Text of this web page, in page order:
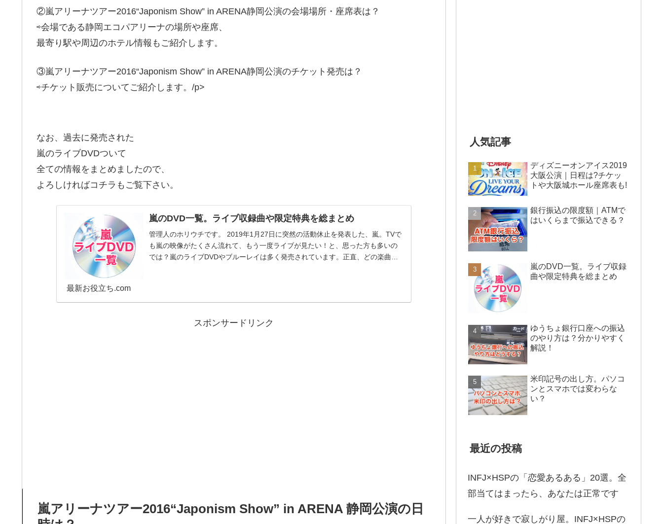
②嵐アリーナツアー2016“Japonism Show” in ARENA静岡公演の会場場所・座席表は？
⇨会場である静岡エコパアリーナの場所や座席、
最寄り駅や周辺のホテル情報もご紹介します。
③嵐アリーナツアー2016“Japonism Show” in ARENA静岡公演のチケット発売は？
⇨チケット販売についてご紹介します。/p>
なお、過去に発売された
嵐のライブDVDついて
全ての情報をまとめましたので、
よろしければコチラもご覧下さい。
嵐のDVD一覧。ライブ収録曲や限定特典を総まとめ
管理人のホリウチです。 2019年1月27日に突然の活動休止を発表した、嵐。TVで
も嵐の映像がたくさん流れて、もう一度ライブが見たい！と、思った方も多いの
では？嵐のライブDVDやブルーレイは多く発売されています。正直、どの楽曲が
最新お役立ち.com
スポンサードリンク
嵐アリーナツアー2016“Japonism Show” in ARENA 静岡公演の日
人気記事
ディズニーオンアイス2019
大阪公演｜日程は?チケッ
トや大阪城ホール座席表も!
銀行振込の限度額｜ATMで
はいくらまで振込できる？
嵐のDVD一覧。ライブ収録
曲や限定特典を総まとめ
ゆうちょ銀行口座への振込
のやり方は？分かりやすく
解説！
米印記号の出し方。パソコ
ンとスマホでは変わらな
い？
最近の投稿
INFJ×HSPの「恋愛あるある」20選。全
部当てはまったら、あなたは正常です
一人が好きで寂しがり屋。INFJ×HSPの